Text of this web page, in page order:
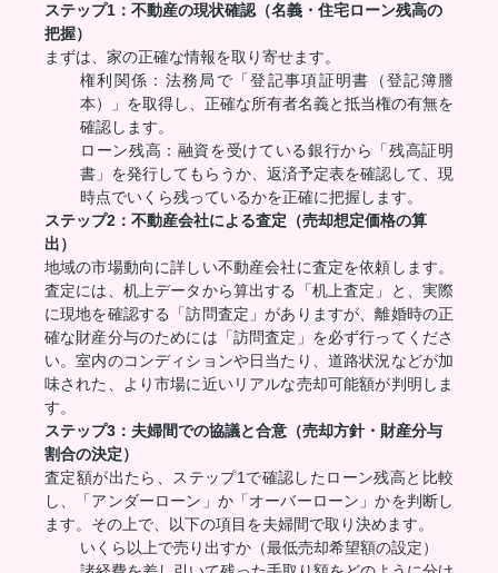
ステップ1：不動産の現状確認（名義・住宅ローン残高の
把握）
まずは、家の正確な情報を取り寄せます。
権利関係：法務局で「登記事項証明書（登記簿謄
本）」を取得し、正確な所有者名義と抵当権の有無を
確認します。
ローン残高：融資を受けている銀行から「残高証明
書」を発行してもらうか、返済予定表を確認して、現
時点でいくら残っているかを正確に把握します。
ステップ2：不動産会社による査定（売却想定価格の算
出）
地域の市場動向に詳しい不動産会社に査定を依頼します。
査定には、机上データから算出する「机上査定」と、実際
に現地を確認する「訪問査定」がありますが、離婚時の正
確な財産分与のためには「訪問査定」を必ず行ってくださ
い。室内のコンディションや日当たり、道路状況などが加
味された、より市場に近いリアルな売却可能額が判明しま
す。
ステップ3：夫婦間での協議と合意（売却方針・財産分与
割合の決定）
査定額が出たら、ステップ1で確認したローン残高と比較
し、「アンダーローン」か「オーバーローン」かを判断し
ます。その上で、以下の項目を夫婦間で取り決めます。
いくら以上で売り出すか（最低売却希望額の設定）